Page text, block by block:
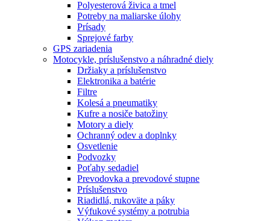
Polyesterová živica a tmel
Potreby na maliarske úlohy
Prísady
Sprejové farby
GPS zariadenia
Motocykle, príslušenstvo a náhradné diely
Držiaky a príslušenstvo
Elektronika a batérie
Filtre
Kolesá a pneumatiky
Kufre a nosiče batožiny
Motory a diely
Ochranný odev a doplnky
Osvetlenie
Podvozky
Poťahy sedadiel
Prevodovka a prevodové stupne
Príslušenstvo
Riadidlá, rukoväte a páky
Výfukové systémy a potrubia